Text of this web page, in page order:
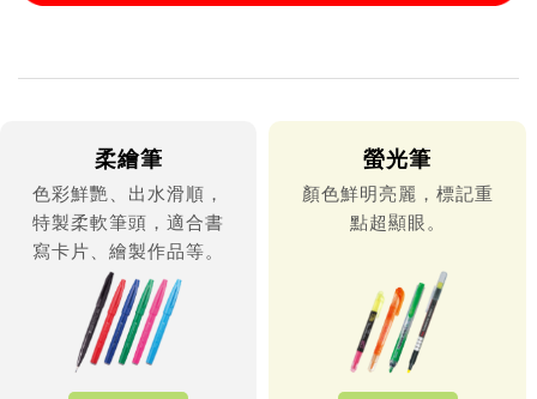
柔繪筆
色彩鮮艷、出水滑順，
特製柔軟筆頭，適合書
寫卡片、繪製作品等。
螢光筆
顏色鮮明亮麗，標記重
點超顯眼。